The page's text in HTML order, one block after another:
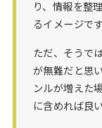
り、情報を整
るイメージです
ただ、そうで
が無難だと思
ンルが増えた
に含めれば良